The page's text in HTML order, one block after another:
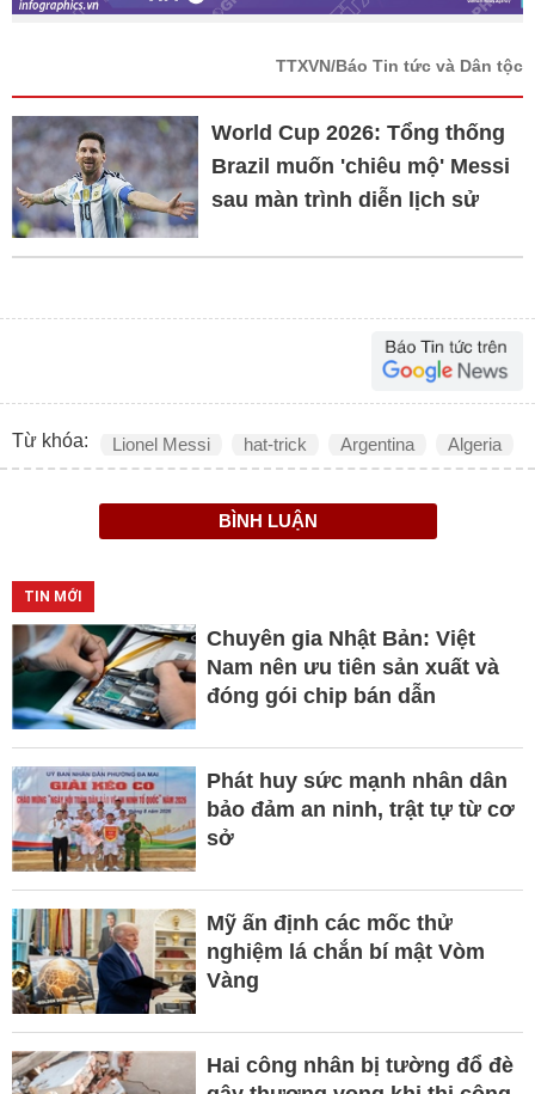
TTXVN/Báo Tin tức và Dân tộc
World Cup 2026: Tổng thống
Brazil muốn 'chiêu mộ' Messi
sau màn trình diễn lịch sử
Từ khóa: Lionel Messi hat-trick Argentina Algeria
BÌNH LUẬN
TIN MỚI
Chuyên gia Nhật Bản: Việt
Nam nên ưu tiên sản xuất và
đóng gói chip bán dẫn
Phát huy sức mạnh nhân dân
bảo đảm an ninh, trật tự từ cơ
sở
Mỹ ấn định các mốc thử
nghiệm lá chắn bí mật Vòm
Vàng
Hai công nhân bị tường đổ đè